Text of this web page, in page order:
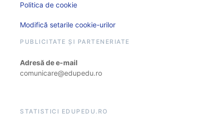
Politica de cookie
Modifică setarile cookie-urilor
PUBLICITATE ȘI PARTENERIATE
Adresă de e-mail
comunicare@edupedu.ro
STATISTICI EDUPEDU.RO